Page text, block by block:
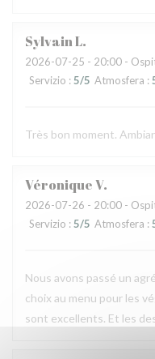
SylvainL
2026-07-25 - 20:00 -
Servizio : 5/5 Atmosfera :
Très bon moment.
VéroniqueV
2026-07-26 - 20:00 -
Servizio : 5/5 Atmosfera :
Nous avons passé un
choix au menu pour les
sont excellents. Et les